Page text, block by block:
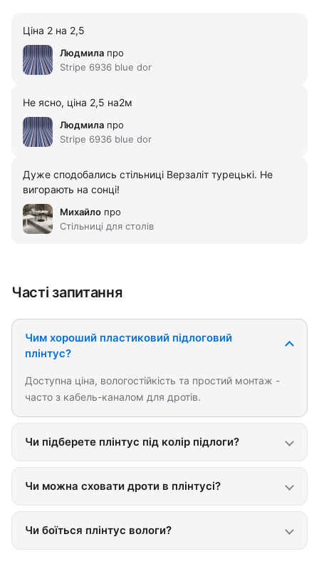
Ціна 2 на 2,5
Людмила про
Stripe 6936 blue dor
Не ясно, ціна 2,5 на2м
Людмила про
Stripe 6936 blue dor
Дуже сподобались стільниці Верзаліт турецькі. Не
вигорають на сонці!
Михайло про
Стільниці для столів
Часті запитання
Чим хороший пластиковий підлоговий
плінтус?
Доступна ціна, вологостійкість та простий монтаж -
часто з кабель-каналом для дротів.
Чи підберете плінтус під колір підлоги?
Чи можна сховати дроти в плінтусі?
Чи боїться плінтус вологи?